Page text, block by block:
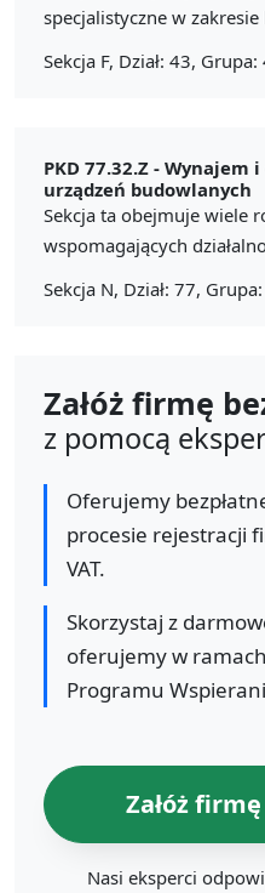
specjalistyczne w
Sekcja F, Dział: 43,
PKD 77.32.Z - Wynajem i
urządzeń budowlanych
Sekcja ta obejmuje wiele
wspomagających
Sekcja N, Dział: 77,
Załóż firmę
z pomocą
Oferujemy
procesie rejestracji
VAT.
Skorzystaj z
oferujemy w
Programu
Załóż
Nasi eksperci